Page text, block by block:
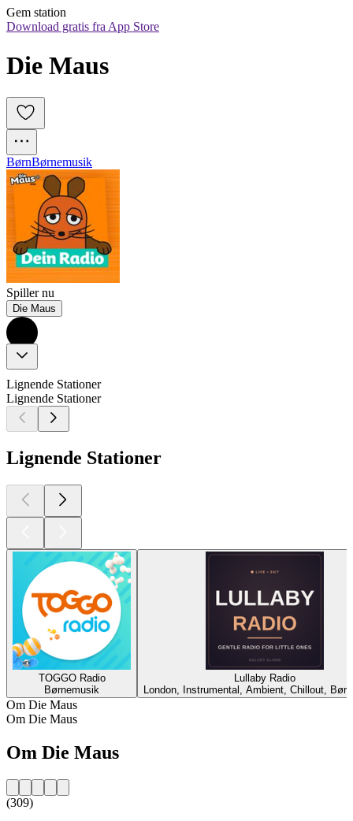
Gem station
Download gratis fra App Store
Die Maus
BørnBørnemusik
Spiller nu
Die Maus
Lignende Stationer
Lignende Stationer
Lignende Stationer
TOGGO Radio
Børnemusik
Lullaby Radio
London, Instrumental, Ambient, Chillout,
Om Die Maus
Om Die Maus
Om Die Maus
(309)